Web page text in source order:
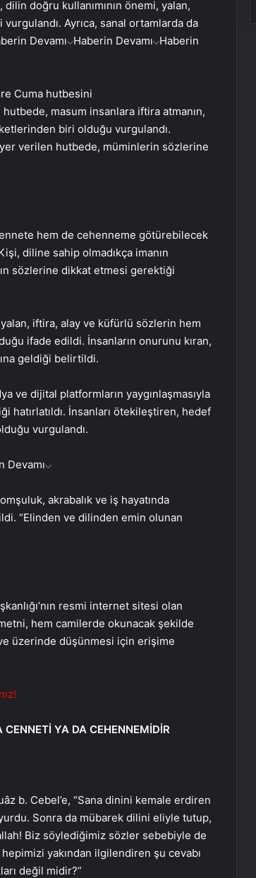
doğru kullanımının önemi, yalan,
Ayrıca, sanal ortamlarda da
Devamı Haberin Devamı Haberin
Cuma hutbesini
masum insanlara iftira atmanın,
biri olduğu vurgulandı.
yer verilen hutbede, müminlerin sözlerine
hem de cehenneme götürebilecek
diline sahip olmadıkça imanın
sözlerine dikkat etmesi gerektiği
iftira, alay ve küfürlü sözlerin hem
ifade edildi. İnsanların onurunu kıran,
geldiği belirtildi.
ve dijital platformların yaygınlaşmasıyla
hatırlatıldı. İnsanları ötekileştiren, hedef
vurgulandı.
Devamı
akrabalık ve iş hayatında
“Elinden ve dilinden emin olunan
resmi internet sitesi olan
hem camilerde okunacak şekilde
üzerinde düşünmesi için erişime
CENNETİ YA DA CEHENNEMİDİR
b. Cebel’e, “Sana dinini kemale erdiren
Sonra da mübarek dilini eliyle tutup,
Biz söylediğimiz sözler sebebiyle de
yakından ilgilendiren şu cevabı
değil midir?”